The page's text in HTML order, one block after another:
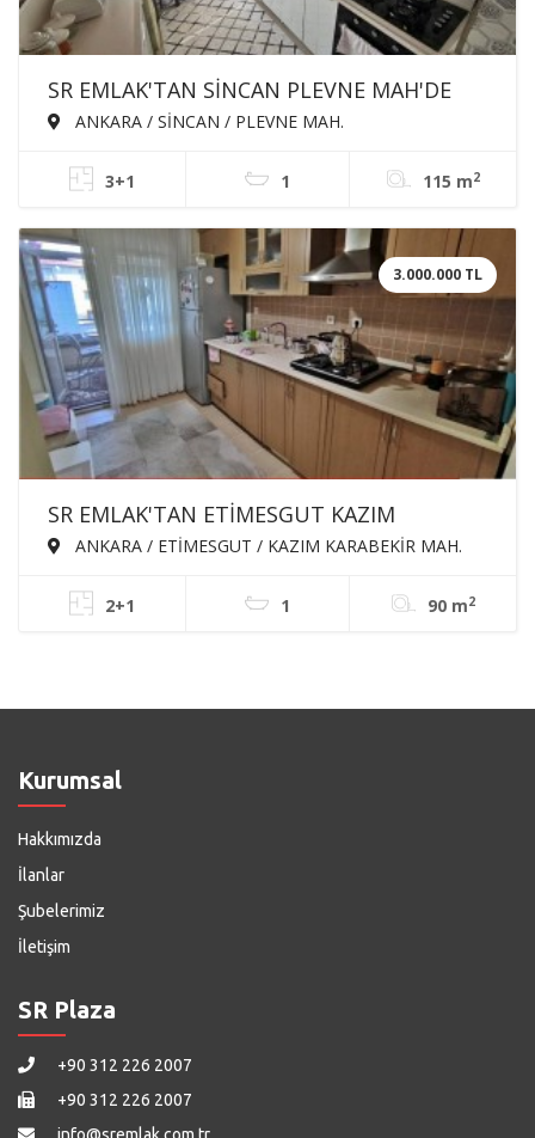
SR EMLAK'TAN SİNCAN PLEVNE MAH'DE
3+1 115m² KATTA ÖN CEPHE MASRAFSIZ
ANKARA / SİNCAN / PLEVNE MAH.
3+1 1 115 m2
3.000.000 TL
SR EMLAK'TAN ETİMESGUT KAZIM
KARABEKİR MAH'DE 2+1 90m²
ANKARA / ETİMESGUT / KAZIM KARABEKİR MAH.
2+1 1 90 m2
Kurumsal
Hakkımızda
İlanlar
Şubelerimiz
İletişim
SR Plaza
+90 312 226 2007
+90 312 226 2007